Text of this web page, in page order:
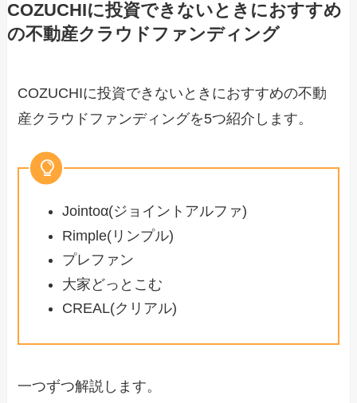
COZUCHIに投資できないときにおすすめ
の不動産クラウドファンディング
COZUCHIに投資できないときにおすすめの不動
産クラウドファンディングを5つ紹介します。
Jointoα(ジョイントアルファ)
Rimple(リンプル)
プレファン
大家どっとこむ
CREAL(クリアル)
一つずつ解説します。